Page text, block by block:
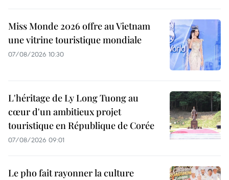
Miss Monde 2026 offre au Vietnam
une vitrine touristique mondiale
07/08/2026 10:30
L'héritage de Ly Long Tuong au
cœur d'un ambitieux projet
touristique en République de Corée
07/08/2026 09:01
Le pho fait rayonner la culture